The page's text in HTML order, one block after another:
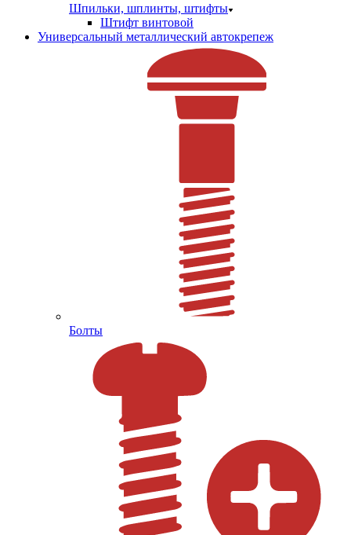
Шпильки, шплинты, штифты
Штифт винтовой
Универсальный металлический автокрепеж
Болты